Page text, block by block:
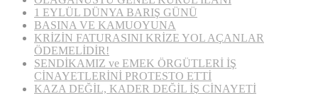
1 EYLÜL DÜNYA BARIŞ GÜNÜ
BASINA VE KAMUOYUNA
KRİZİN FATURASINI KRİZE YOL AÇANLAR
ÖDEMELİDİR!
SENDİKAMIZ ve EMEK ÖRGÜTLERİ İŞ
CİNAYETLERİNİ PROTESTO ETTİ
KAZA DEĞİL, KADER DEĞİL İŞ CİNAYETİ